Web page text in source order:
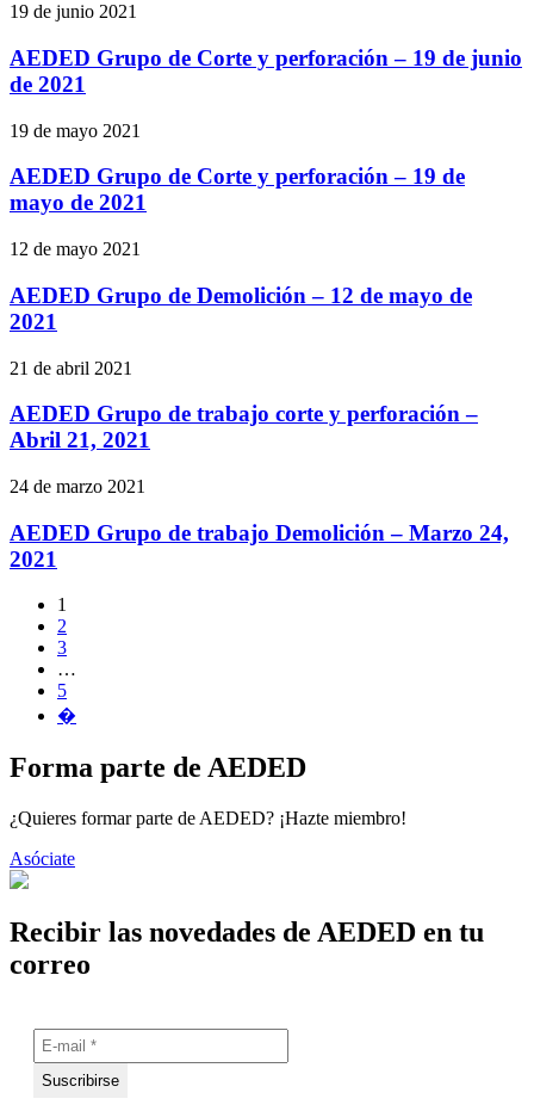
19 de junio 2021
AEDED Grupo de Corte y perforación – 19 de junio
de 2021
19 de mayo 2021
AEDED Grupo de Corte y perforación – 19 de
mayo de 2021
12 de mayo 2021
AEDED Grupo de Demolición – 12 de mayo de
2021
21 de abril 2021
AEDED Grupo de trabajo corte y perforación –
Abril 21, 2021
24 de marzo 2021
AEDED Grupo de trabajo Demolición – Marzo 24,
2021
1
2
3
…
5
�
Forma parte de AEDED
¿Quieres formar parte de AEDED? ¡Hazte miembro!
Asóciate
Recibir las novedades de AEDED en tu
correo